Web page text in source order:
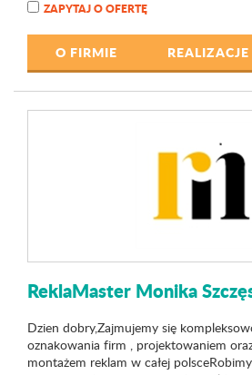
ZAPYTAJ O OFERTĘ
O FIRMIE REALIZACJE
ReklaMaster Monika
Dzien dobry,Zajmujemy się
oznakowania firm , projektowaniem
montażem reklam w całej